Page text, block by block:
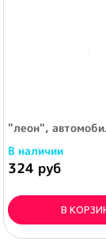
"леон",
В наличии
324 руб
В